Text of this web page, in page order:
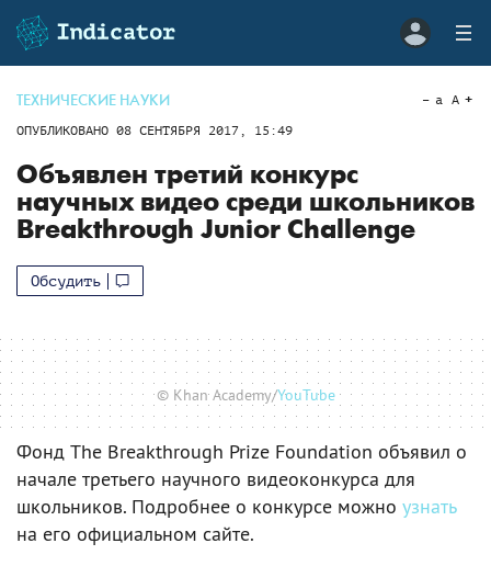
ТЕХНИЧЕСКИЕ НАУКИ
ОПУБЛИКОВАНО 08 СЕНТЯБРЯ 2017, 15:49
a A
Объявлен третий конкурс
научных видео среди школьников
Breakthrough Junior Challenge
Обсудить
© Khan Academy/YouTube
Фонд The Breakthrough Prize Foundation объявил о
начале третьего научного видеоконкурса для
школьников. Подробнее о конкурсе можно узнать
на его официальном сайте.